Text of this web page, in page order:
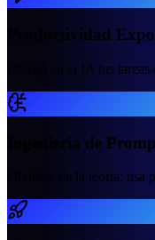
Productividad
Delega en la IA tus
Ingeniería de
Olvídate de la teoría; usa